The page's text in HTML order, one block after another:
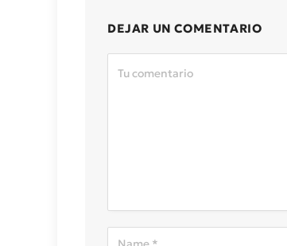
DEJAR UN COMENTARIO